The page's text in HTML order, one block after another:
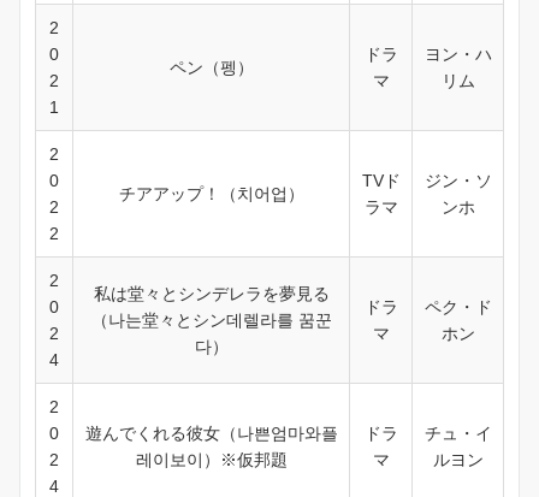
2
0
2
1
ペン（펭）
ドラ
マ
ヨン・ハ
リム
2
0
2
2
チアアップ！（치어업）
TVド
ラマ
ジン・ソ
ンホ
2
0
2
4
私は堂々とシンデレラを夢見る
（나는堂々とシン데렐라를 꿈꾼
다）
ドラ
マ
ペク・ド
ホン
2
0
2
4
遊んでくれる彼女（나쁜엄마와플
레이보이）※仮邦題
ドラ
マ
チュ・イ
ルヨン